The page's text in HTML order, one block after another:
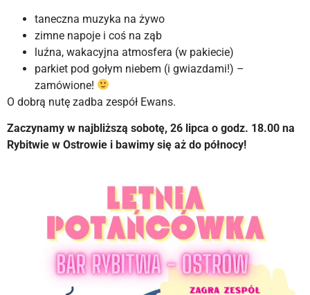
taneczna muzyka na żywo
zimne napoje i coś na ząb
luźna, wakacyjna atmosfera (w pakiecie)
parkiet pod gołym niebem (i gwiazdami!) –
zamówione!
O dobrą nutę zadba zespół Ewans.
Zaczynamy w najbliższą sobotę, 26 lipca o godz. 18.00 na
Rybitwie w Ostrowie i bawimy się aż do północy!